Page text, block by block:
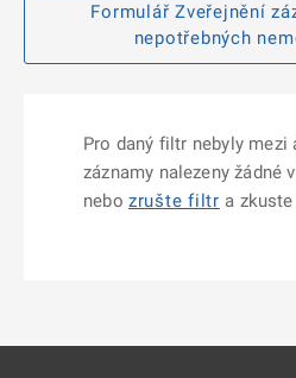
Formulář Zveřejnění
nepotřebných
Pro daný filtr nebyly mezi
záznamy nalezeny žádné
nebo zrušte filtr a